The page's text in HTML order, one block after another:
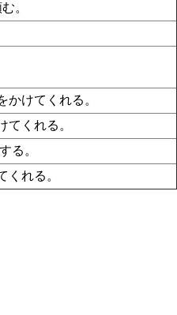
。
けてくれる。
くれる。
る。
れる。